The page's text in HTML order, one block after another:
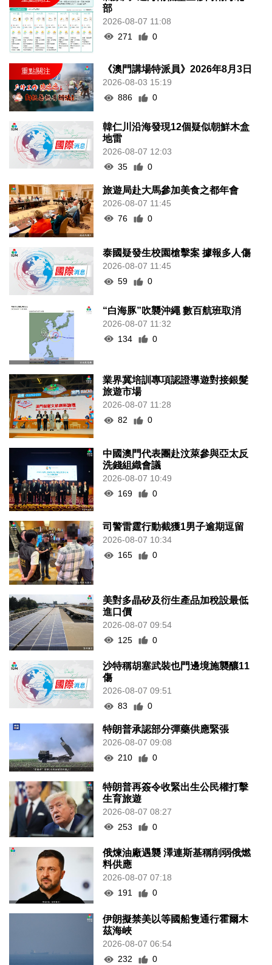
部
2026-08-07 11:08
271
0
《澳門講場特派員》2026年8月3日
2026-08-03 15:19
886
0
韓仁川沿海發現12個疑似朝鮮木盒
地雷
2026-08-07 12:03
35
0
旅遊局赴大馬參加美食之都年會
2026-08-07 11:45
76
0
泰國疑發生校園槍擊案 據報多人傷
2026-08-07 11:45
59
0
“白海豚”吹襲沖繩 數百航班取消
2026-08-07 11:32
134
0
業界冀培訓專項認證導遊對接銀髮
旅遊市場
2026-08-07 11:28
82
0
中國澳門代表團赴汶萊參與亞太反
洗錢組織會議
2026-08-07 10:49
169
0
司警雷霆行動截獲1男子逾期逗留
2026-08-07 10:34
165
0
美對多晶矽及衍生產品加稅設最低
進口價
2026-08-07 09:54
125
0
沙特稱胡塞武裝也門邊境施襲釀11
傷
2026-08-07 09:51
83
0
特朗普承認部分彈藥供應緊張
2026-08-07 09:08
210
0
特朗普再簽令收緊出生公民權打擊
生育旅遊
2026-08-07 08:27
253
0
俄煉油廠遇襲 澤連斯基稱削弱俄燃
料供應
2026-08-07 07:18
191
0
伊朗擬禁美以等國船隻通行霍爾木
茲海峽
2026-08-07 06:54
232
0